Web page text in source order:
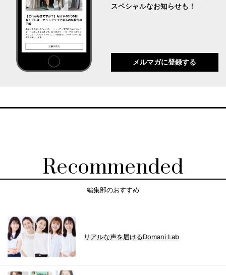
スペシャルなお知らせも！
メルマガに登録する
Recommended
編集部のおすすめ
リアルな声を届けるDomani Lab